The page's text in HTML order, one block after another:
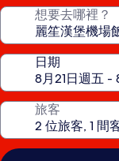
想要去哪裡？
日期
旅客